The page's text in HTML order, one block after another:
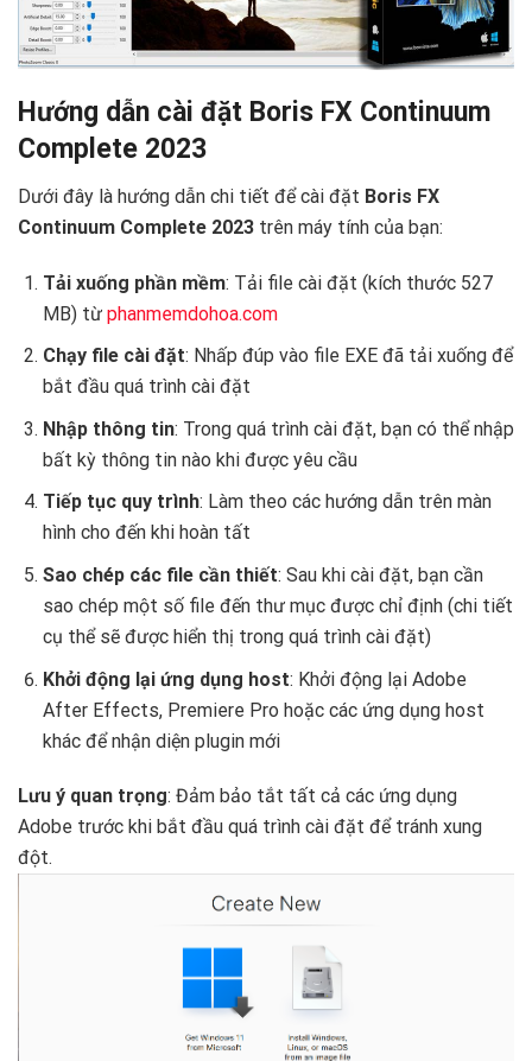
Hướng dẫn cài đặt Boris FX Continuum
Complete 2023 ️
Dưới đây là hướng dẫn chi tiết để cài đặt Boris FX
Continuum Complete 2023 trên máy tính của bạn:
Tải xuống phần mềm: Tải file cài đặt (kích thước 527
MB) từ phanmemdohoa.com
Chạy file cài đặt: Nhấp đúp vào file EXE đã tải xuống để
bắt đầu quá trình cài đặt
Nhập thông tin: Trong quá trình cài đặt, bạn có thể nhập
bất kỳ thông tin nào khi được yêu cầu
Tiếp tục quy trình: Làm theo các hướng dẫn trên màn
hình cho đến khi hoàn tất
Sao chép các file cần thiết: Sau khi cài đặt, bạn cần
sao chép một số file đến thư mục được chỉ định (chi tiết
cụ thể sẽ được hiển thị trong quá trình cài đặt)
Khởi động lại ứng dụng host: Khởi động lại Adobe
After Effects, Premiere Pro hoặc các ứng dụng host
khác để nhận diện plugin mới
Lưu ý quan trọng: Đảm bảo tắt tất cả các ứng dụng
Adobe trước khi bắt đầu quá trình cài đặt để tránh xung
đột.